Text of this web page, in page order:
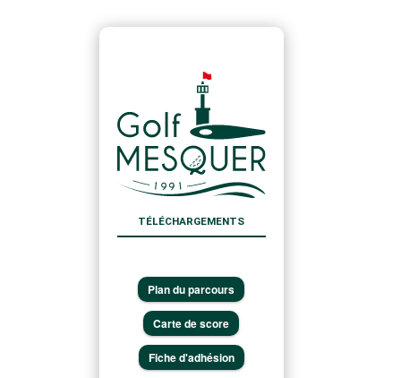
TÉLÉCHARGEMENTS
Plan du parcours
Carte de score
Fiche d'adhésion